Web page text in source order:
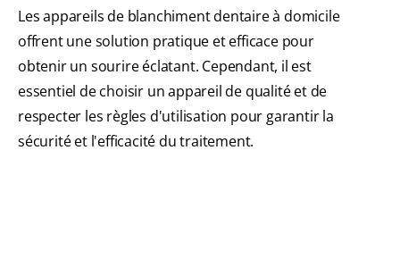
Les appareils de blanchiment dentaire à domicile
offrent une solution pratique et efficace pour
obtenir un sourire éclatant. Cependant, il est
essentiel de choisir un appareil de qualité et de
respecter les règles d'utilisation pour garantir la
sécurité et l'efficacité du traitement.